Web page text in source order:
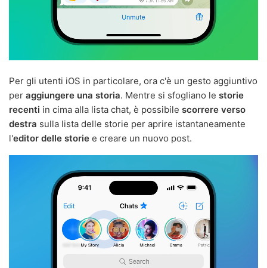
Per gli utenti iOS in particolare, ora c'è un gesto aggiuntivo
per aggiungere una storia. Mentre si sfogliano le storie
recenti in cima alla lista chat, è possibile scorrere verso
destra sulla lista delle storie per aprire istantaneamente
l'editor delle storie e creare un nuovo post.